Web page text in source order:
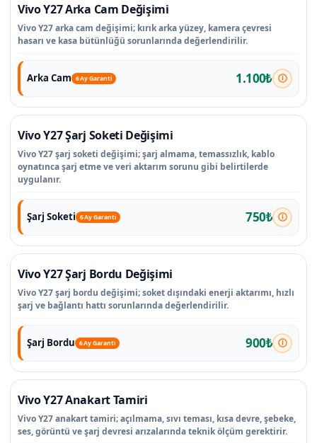
Vivo Y27 Arka Cam Değişimi
Vivo Y27 arka cam değişimi; kırık arka yüzey, kamera çevresi
hasarı ve kasa bütünlüğü sorunlarında değerlendirilir.
Arka Cam 6 Ay Garanti 1.100₺
Vivo Y27 Şarj Soketi Değişimi
Vivo Y27 şarj soketi değişimi; şarj almama, temassızlık, kablo
oynatınca şarj etme ve veri aktarım sorunu gibi belirtilerde
uygulanır.
Şarj Soketi 6 Ay Garanti 750₺
Vivo Y27 Şarj Bordu Değişimi
Vivo Y27 şarj bordu değişimi; soket dışındaki enerji aktarımı, hızlı
şarj ve bağlantı hattı sorunlarında değerlendirilir.
Şarj Bordu 6 Ay Garanti 900₺
Vivo Y27 Anakart Tamiri
Vivo Y27 anakart tamiri; açılmama, sıvı teması, kısa devre, şebeke,
ses, görüntü ve şarj devresi arızalarında teknik ölçüm gerektirir.